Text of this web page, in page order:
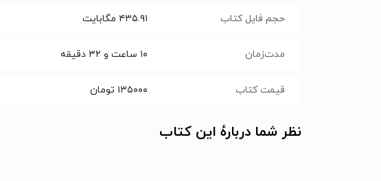
حجم فایل کتاب ۴۳۵.۹۱ مگابایت
مدت‌زمان ۱۰ ساعت و ۳۲ دقیقه
قیمت کتاب ۱۳۵۰۰۰ تومان
نظر شما دربارهٔ این کتاب